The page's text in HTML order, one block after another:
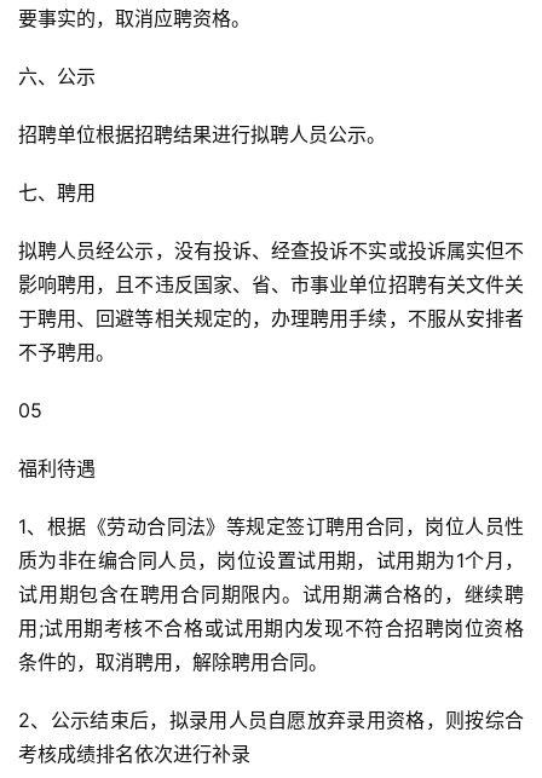
要事实的，取消应聘资格。
六、公示
招聘单位根据招聘结果进行拟聘人员公示。
七、聘用
拟聘人员经公示，没有投诉、经查投诉不实或投诉属实但不
影响聘用，且不违反国家、省、市事业单位招聘有关文件关
于聘用、回避等相关规定的，办理聘用手续，不服从安排者
不予聘用。
05
福利待遇
1、根据《劳动合同法》等规定签订聘用合同，岗位人员性
质为非在编合同人员，岗位设置试用期，试用期为1个月，
试用期包含在聘用合同期限内。试用期满合格的，继续聘
用;试用期考核不合格或试用期内发现不符合招聘岗位资格
条件的，取消聘用，解除聘用合同。
2、公示结束后，拟录用人员自愿放弃录用资格，则按综合
考核成绩排名依次进行补录